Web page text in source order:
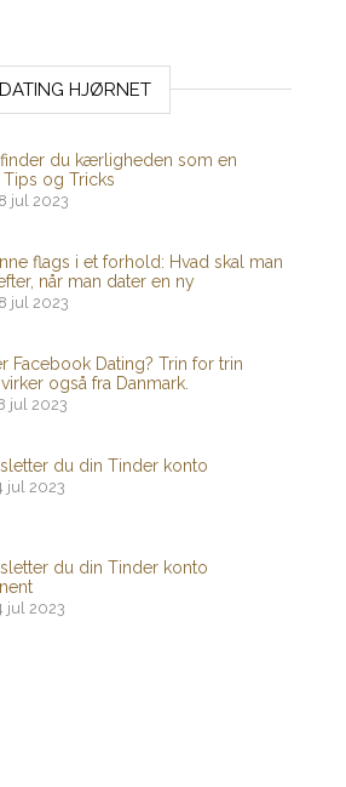
DATING HJØRNET
finder du kærligheden som en
Tips og Tricks
jul 2023
flags i et forhold: Hvad skal man
når man dater en ny
jul 2023
Facebook Dating? Trin for trin
også fra Danmark.
jul 2023
du din Tinder konto
jul 2023
du din Tinder konto
jul 2023